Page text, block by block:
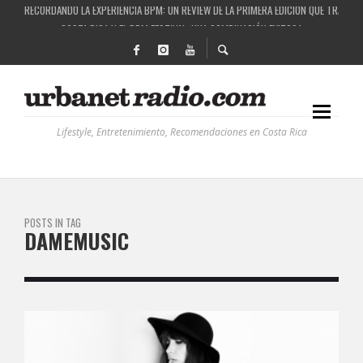
RECORDANDO LA EXPERIENCIA BPM: UN REVIEW DE LA PRIMERA EDICIÓN QUE TRAJO
COSTA RICA Y EL BPM FESTIVAL: UNA COMBINACIÓN EXITOSA
RUTAS NATURBANAS: EL PROYECTO QUE ESTÁ TRANSFORMANDO LA CALIDAD DE
LA HISTORIA DETRÁS DE LA MÚSICA ELECTRÓNICA: BBC RADIOPHONIC WORKSHOP
Lifestyle, Entretenimiento, Recomendaciones en Costa Rica
POSTS IN TAG
DAMEMUSIC